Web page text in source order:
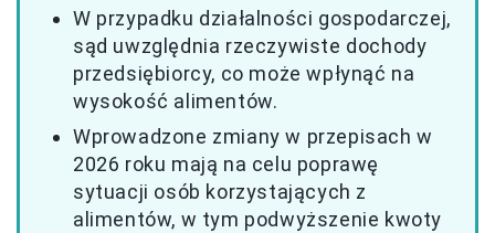
W przypadku działalności gospodarczej,
sąd uwzględnia rzeczywiste dochody
przedsiębiorcy, co może wpłynąć na
wysokość alimentów.
Wprowadzone zmiany w przepisach w
2026 roku mają na celu poprawę
sytuacji osób korzystających z
alimentów, w tym podwyższenie kwoty